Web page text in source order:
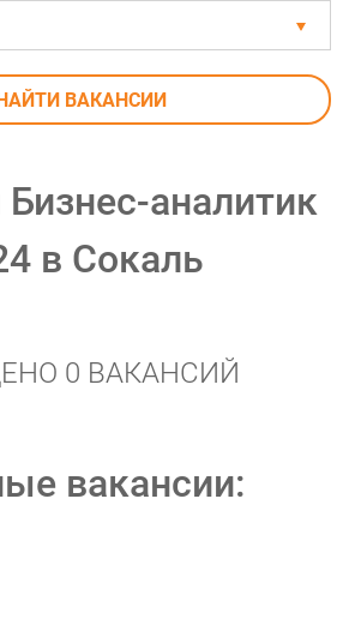
ВАКАНСИИ
аналитик
в Сокаль
0 ВАКАНСИЙ
вакансии: